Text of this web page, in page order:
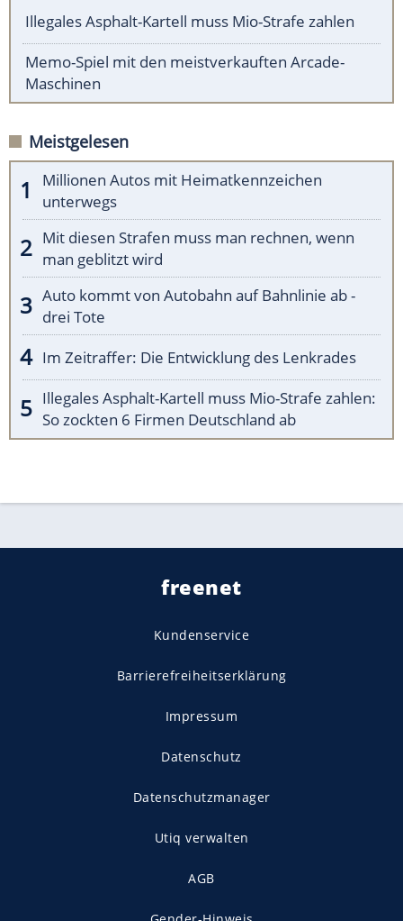
Illegales Asphalt-Kartell muss Mio-Strafe zahlen
Memo-Spiel mit den meistverkauften Arcade-
Maschinen
Meistgelesen
Millionen Autos mit Heimatkennzeichen
unterwegs
Mit diesen Strafen muss man rechnen, wenn
man geblitzt wird
Auto kommt von Autobahn auf Bahnlinie ab -
drei Tote
Im Zeitraffer: Die Entwicklung des Lenkrades
Illegales Asphalt-Kartell muss Mio-Strafe zahlen:
So zockten 6 Firmen Deutschland ab
freenet
Kundenservice
Barrierefreiheitserklärung
Impressum
Datenschutz
Datenschutzmanager
Utiq verwalten
AGB